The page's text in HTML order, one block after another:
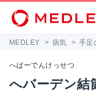
MEDLEY > 病気 > 手足
へばーでんけっせつ
へバーデン結